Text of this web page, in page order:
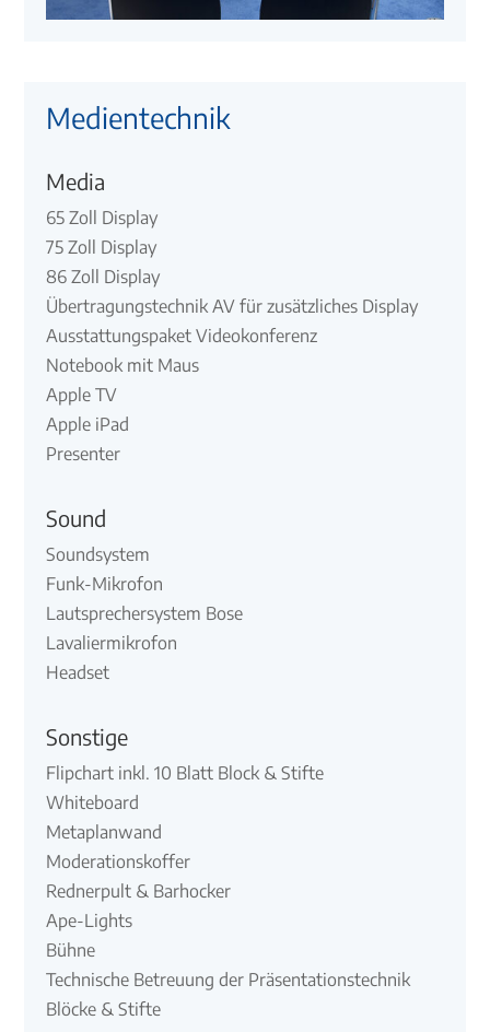
Medientechnik
Media
65 Zoll Display
75 Zoll Display
86 Zoll Display
Übertragungstechnik AV für zusätzliches Display
Ausstattungspaket Videokonferenz
Notebook mit Maus
Apple TV
Apple iPad
Presenter
Sound
Soundsystem
Funk-Mikrofon
Lautsprechersystem Bose
Lavaliermikrofon
Headset
Sonstige
Flipchart inkl. 10 Blatt Block & Stifte
Whiteboard
Metaplanwand
Moderationskoffer
Rednerpult & Barhocker
Ape-Lights
Bühne
Technische Betreuung der Präsentationstechnik
Blöcke & Stifte